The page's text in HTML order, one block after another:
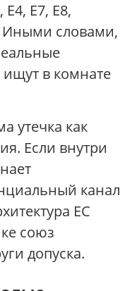
E7, E8,
Иными словами,
в комнате
утечка как
Если внутри
канал
ЕС
союз
допуска.